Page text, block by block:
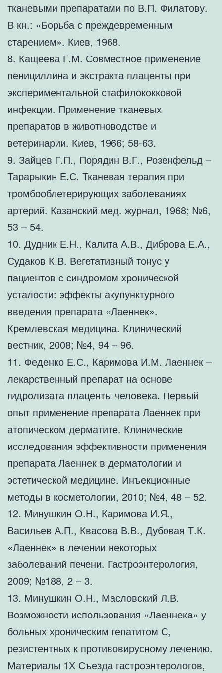
тканевыми препаратами по В.П. Филатову.
В кн.: «Борьба с преждевременным
старением». Киев, 1968.
8. Кащеева Г.М. Совместное применение
пенициллина и экстракта плаценты при
экспериментальной стафилококковой
инфекции. Применение тканевых
препаратов в животноводстве и
ветеринарии. Киев, 1966; 58-63.
9. Зайцев Г.П., Порядин В.Г., Розенфельд –
Тарарыкин Е.С. Тканевая терапия при
тромбооблетерирующих заболеваниях
артерий. Казанский мед. журнал, 1968; №6,
53 – 54.
10. Дудник Е.Н., Калита А.В., Диброва Е.А.,
Судаков К.В. Вегетативный тонус у
пациентов с синдромом хронической
усталости: эффекты акупунктурного
введения препарата «Лаеннек».
Кремлевская медицина. Клинический
вестник, 2008; №4, 94 – 96.
11. Феденко Е.С., Каримова И.М. Лаеннек –
лекарственный препарат на основе
гидролизата плаценты человека. Первый
опыт применение препарата Лаеннек при
атопическом дерматите. Клинические
исследования эффективности применения
препарата Лаеннек в дерматологии и
эстетической медицине. Инъекционные
методы в косметологии, 2010; №4, 48 – 52.
12. Минушкин О.Н., Каримова И.Я.,
Васильев А.П., Квасова В.В., Дубовая Т.К.
«Лаеннек» в лечении некоторых
заболеваний печени. Гастроэнтерология,
2009; №188, 2 – 3.
13. Минушкин О.Н., Масловский Л.В.
Возможности использования «Лаеннека» у
больных хроническим гепатитом С,
резистентных к противовирусному лечению.
Материалы 1Х Съезда гастроэнтерологов,